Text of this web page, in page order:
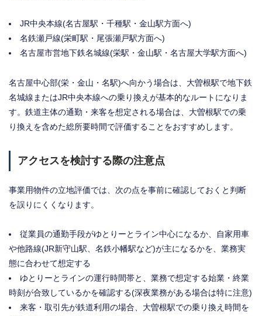
JR中央本線(名古屋駅・千種駅・金山駅方面へ)
名鉄瀬戸線(栄町駅・尾張瀬戸駅方面へ)
名古屋市営地下鉄名城線(栄駅・金山駅・名古屋大学駅方面へ)
名古屋中心部(栄・金山・名駅)へ向かう場合は、大曽根駅で地下鉄
名城線またはJR中央本線への乗り換えが基本的なルートになりま
す。鉄道主体の通勤・来客を想定される場合は、大曽根駅での乗
り換えを含めた総所要時間で評価することをおすすめします。
アクセスを検討する際の注意点
事業用物件の立地評価では、次の点を事前に確認しておくと判断
を誤りにくくなります。
従業員の通勤手段がゆとりーとライン中心になるか、自家用車
や他路線(JR新守山駅、名鉄小幡駅など)が主になるかを、業務実
態に合わせて想定する
ゆとりーとラインの運行時間帯と、業務で想定する始業・終業
時刻が合致しているかを確認する(深夜業務がある場合は特に注意)
来客・取引先が鉄道利用の場合、大曽根駅での乗り換え時間を